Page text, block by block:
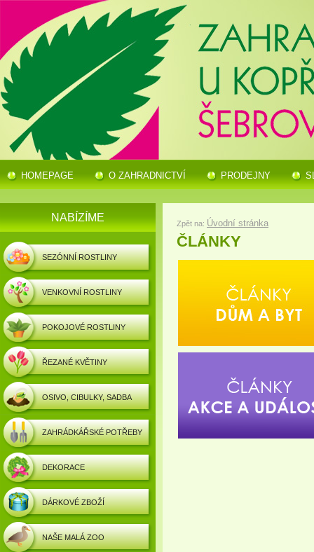
HOMEPAGE O ZAHRADNICTVÍ PRODEJNY
NABÍZÍME
SEZÓNNÍ ROSTLINY
VENKOVNÍ ROSTLINY
POKOJOVÉ ROSTLINY
ŘEZANÉ KVĚTINY
OSIVO, CIBULKY, SADBA
ZAHRÁDKÁŘSKÉ POTŘEBY
DEKORACE
DÁRKOVÉ ZBOŽÍ
NAŠE MALÁ ZOO
Zpět na: Úvodní stránka
ČLÁNKY